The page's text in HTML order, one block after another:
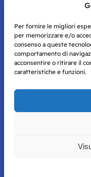
Per fornire le migliori
per memorizzare e/o
consenso a queste
comportamento di
acconsentire o ritirare il
caratteristiche e funzioni.
tessera di Storie
e inviti ad eventi
Storie di Napoli è una
per mero scopo didattico
perseguito secondo i